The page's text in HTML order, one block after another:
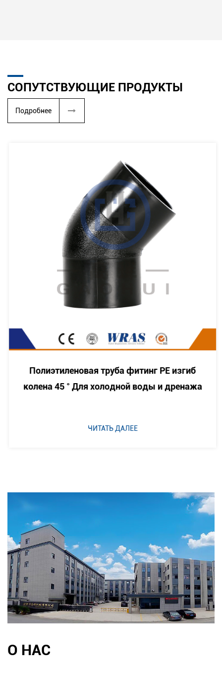
СОПУТСТВУЮЩИЕ ПРОДУКТЫ
Подробнее
Полиэтиленовая труба фитинг PE изгиб
колена 45 ° Для холодной воды и дренажа
ЧИТАТЬ ДАЛЕЕ
О НАС